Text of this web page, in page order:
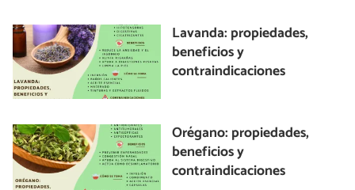
Lavanda: propiedades,
beneficios y
contraindicaciones
Orégano: propiedades,
beneficios y
contraindicaciones